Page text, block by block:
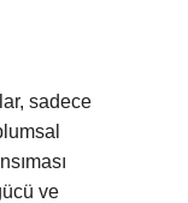
sadece
ve